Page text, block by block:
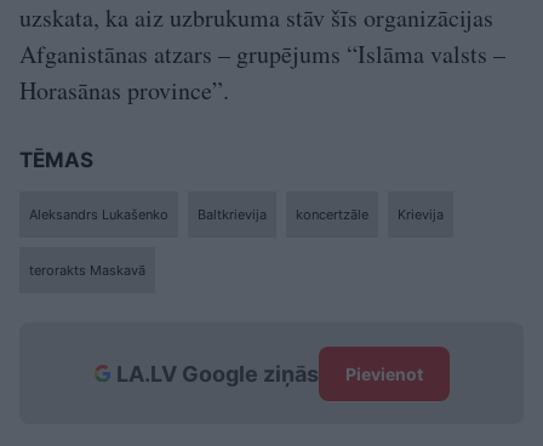
uzskata, ka aiz uzbrukuma stāv šīs organizācijas
Afganistānas atzars – grupējums “Islāma valsts –
Horasānas province”.
TĒMAS
Aleksandrs Lukašenko Baltkrievija koncertzāle Krievija
terorakts Maskavā
LA.LV Google ziņās Pievienot